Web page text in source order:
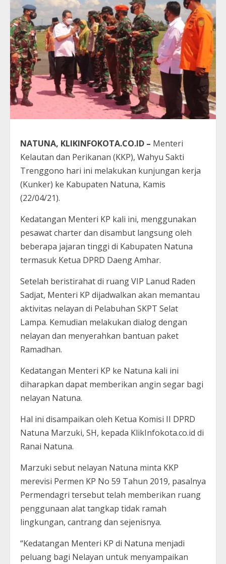
NATUNA, KLIKINFOKOTA.CO.ID – Menteri
Kelautan dan Perikanan (KKP), Wahyu Sakti
Trenggono hari ini melakukan kunjungan kerja
(Kunker) ke Kabupaten Natuna, Kamis
(22/04/21).
Kedatangan Menteri KP kali ini, menggunakan
pesawat charter dan disambut langsung oleh
beberapa jajaran tinggi di Kabupaten Natuna
termasuk Ketua DPRD Daeng Amhar.
Setelah beristirahat di ruang VIP Lanud Raden
Sadjat, Menteri KP dijadwalkan akan memantau
aktivitas nelayan di Pelabuhan SKPT Selat
Lampa. Kemudian melakukan dialog dengan
nelayan dan menyerahkan bantuan paket
Ramadhan.
Kedatangan Menteri KP ke Natuna kali ini
diharapkan dapat memberikan angin segar bagi
nelayan Natuna.
Hal ini disampaikan oleh Ketua Komisi II DPRD
Natuna Marzuki, SH, kepada KlikInfokota.co.id di
Ranai Natuna.
Marzuki sebut nelayan Natuna minta KKP
merevisi Permen KP No 59 Tahun 2019, pasalnya
Permendagri tersebut telah memberikan ruang
penggunaan alat tangkap tidak ramah
lingkungan, cantrang dan sejenisnya.
“Kedatangan Menteri KP di Natuna menjadi
peluang bagi Nelayan untuk menyampaikan